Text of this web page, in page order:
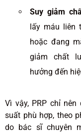
Suy giảm
lấy máu liên
hoặc đang
giảm chất
hưởng đến
Vì vậy, PRP chỉ
suất phù hợp, theo
do bác sĩ chuyên